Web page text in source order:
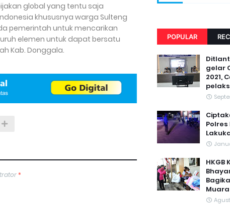
global yang tentu saja
khususnya warga Sulteng
pemerintah untuk mencarikan
elemen untuk dapat bersatu
Kab. Donggala.
*
POPULAR
gelar
2021,
HKGB